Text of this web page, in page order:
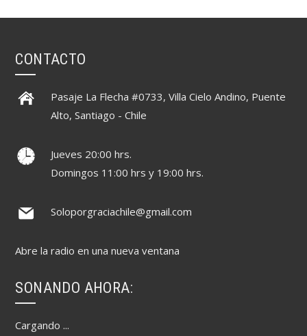
CONTACTO
Pasaje La Flecha #0733, Villa Cielo Andino, Puente
Alto, Santiago - Chile
Jueves 20:00 hrs.
Domingos 11:00 hrs y 19:00 hrs.
Soloporgraciachile@gmail.com
Abre la radio en una nueva ventana
SONANDO AHORA:
Cargando ...